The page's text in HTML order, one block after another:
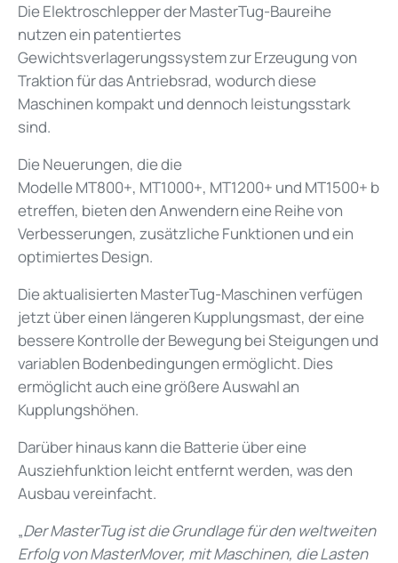
Die Elektroschlepper der MasterTug-Baureihe
nutzen ein patentiertes
Gewichtsverlagerungssystem zur Erzeugung von
Traktion für das Antriebsrad, wodurch diese
Maschinen kompakt und dennoch leistungsstark
sind.
Die Neuerungen, die die
ModelleMT800+, MT1000+, MT1200+ und MT1500+ b
etreffen, bieten den Anwendern eine Reihe von
Verbesserungen, zusätzliche Funktionen und ein
optimiertes Design.
Die aktualisierten MasterTug-Maschinen verfügen
jetzt über einen längeren Kupplungsmast, der eine
bessere Kontrolle der Bewegung bei Steigungen und
variablen Bodenbedingungen ermöglicht. Dies
ermöglicht auch eine größere Auswahl an
Kupplungshöhen.
Darüber hinaus kann die Batterie über eine
Ausziehfunktion leicht entfernt werden, was den
Ausbau vereinfacht.
„Der MasterTug ist die Grundlage für den weltweiten
Erfolg von MasterMover, mit Maschinen, die Lasten